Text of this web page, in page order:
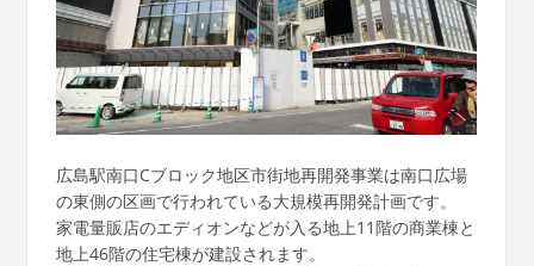
広島駅南口Cブロック地区市街地再開発事業は南口広場
の東側の区画で行われている大規模再開発計画です。
家電量販店のエディオンなどが入る地上11階の商業棟と
地上46階の住宅棟が建設されます。